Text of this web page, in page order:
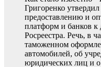
Григоренко
предоставлению и
платформ и банков
Росреестра. Речь, в
таможенном
автомобилей, об
юридических лиц и